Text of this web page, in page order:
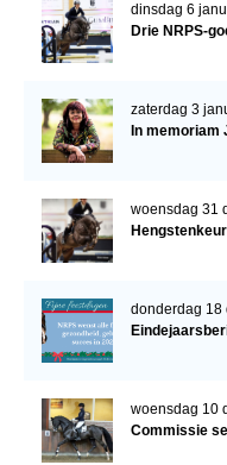
dinsdag 6
Drie NRPS-
zaterdag 3
In memoriam
woensdag 31
donderdag 18
woensdag 10
Commissie